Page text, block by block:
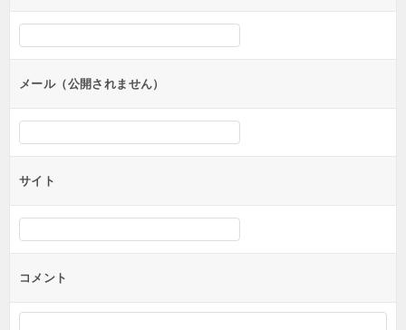
シ
ンメール（公開されません）
サイト
コメント